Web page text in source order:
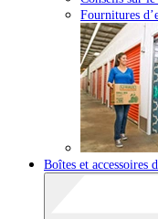
Fournitures
Boîtes et accessoires